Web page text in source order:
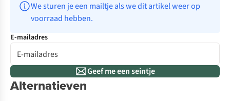
We sturen je een mailtje als we dit artikel weer op
voorraad hebben.
E-mailadres
Geef me een seintje
Alternatieven